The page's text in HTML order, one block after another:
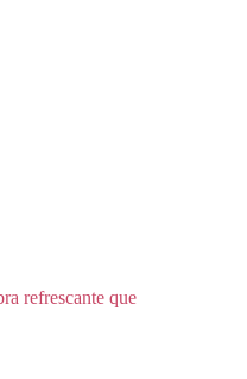
refrescante que